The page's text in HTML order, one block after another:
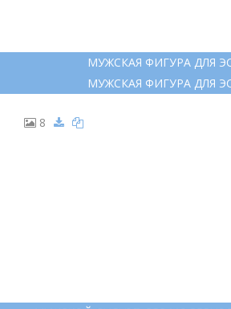
МУЖСКАЯ ФИГУРА ДЛЯ
МУЖСКАЯ ФИГУРА ДЛЯ
8